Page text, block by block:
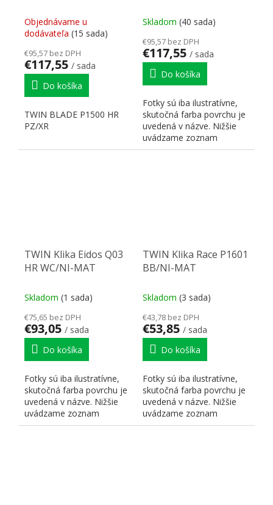
Objednávame u
dodávateľa (15 sada)
€95,57 bez DPH
€117,55 / sada
Do košíka
TWIN BLADE P1500 HR
PZ/XR
Skladom (40 sada)
€95,57 bez DPH
€117,55 / sada
Do košíka
Fotky sú iba ilustratívne,
skutočná farba povrchu je
uvedená v názve. Nižšie
uvádzame zoznam
skratiek pre lepšiu...
TWIN Klika Eidos Q03
HR WC/NI-MAT
Skladom (1 sada)
€75,65 bez DPH
€93,05 / sada
Do košíka
Fotky sú iba ilustratívne,
skutočná farba povrchu je
uvedená v názve. Nižšie
uvádzame zoznam
skratiek pre lepšiu...
TWIN Klika Race P1601
BB/NI-MAT
Skladom (3 sada)
€43,78 bez DPH
€53,85 / sada
Do košíka
Fotky sú iba ilustratívne,
skutočná farba povrchu je
uvedená v názve. Nižšie
uvádzame zoznam
skratiek pre lepšiu...